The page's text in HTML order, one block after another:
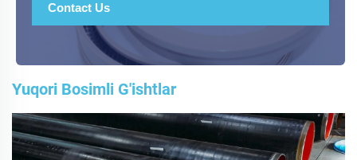
Contact Us
Yuqori Bosimli G'ishtlar